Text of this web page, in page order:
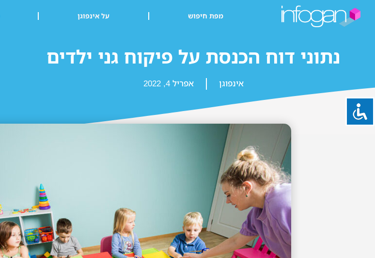
מפת חיפוש על אינפוגן
נתוני דוח הכנסת על פיקוח גני ילדים
אינפוגן אפריל 4, 2022